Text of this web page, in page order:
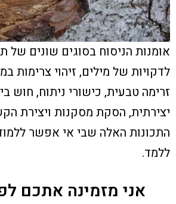
אומנות הניסוח בסוגים שונים של
לדקויות של מילים, זיהוי צרימות
זרימה טבעית, כישורי ניתוח, חוש
יצירתית, הסקת מסקנות ויצירת
התכונות האלה שבי אי אפשר
ללמד.
אני מזמינה אתכם